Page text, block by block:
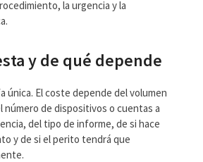
la urgencia y la
y de qué depende
única. El coste depende del volumen
número de dispositivos o cuentas a
del tipo de informe, de si hace
y de si el perito tendrá que